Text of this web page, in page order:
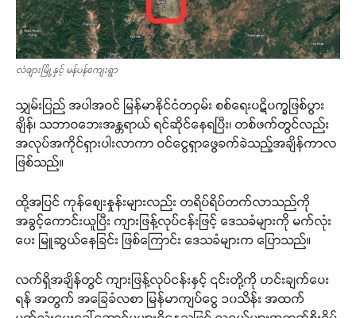
လဲချားမြို့နှင့် မန်ပန်ကျေးရွာ
သျှမ်းပြည် အပါအဝင် မြန်မာနိုင်ငံတဝှမ်း စစ်ရေးပဋိပက္ခဖြစ်ပွား
ချိန်၊ သဘာဝဘေးအန္တရာယ် ရင်ဆိုင်နေရပြီး၊ တစ်ဖက်တွင်လည်း
အလုပ်အကိုင်ရှားပါးလာကာ ဝင်ငွေရှာဖွေခက်ခဲသည့်အချိန်ကာလ
ဖြစ်သည်။
ထို့အပြင် ကုန်စျေးနှုန်းများလည်း တရိပ်ရိပ်တက်လာသည်ကို
အခွင့်ကောင်းယူပြီး ကျားဖြန့်လုပ်ငန်းဖြင့် ဒေသခံများကို မက်လုံး
ပေး မြူဆွယ်နေခြင်း ဖြစ်ကြောင်း ဒေသခံများက ပြောသည်။
လက်ရှိအချိန်တွင် ကျားဖြန့်လုပ်ငန်းနှင့် ၎င်းတို့ကို ဟင်းချက်ပေး
ရန် အတွက် အခြေခံလစာ မြန်မာကျပ်ငွေ ၁၀သိန်း အထက်